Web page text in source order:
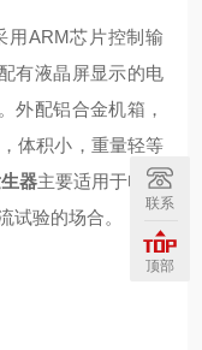
用ARM芯片控制输
有液晶屏显示的电
外配铝合金机箱，
体积小，重量轻等
器主要适用于电力
试验的场合。
联系
顶部